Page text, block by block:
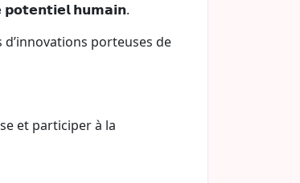
𝗽𝗼𝘁𝗲𝗻𝘁𝗶𝗲𝗹 𝗵𝘂𝗺𝗮𝗶𝗻.
porteuses de
et participer à la